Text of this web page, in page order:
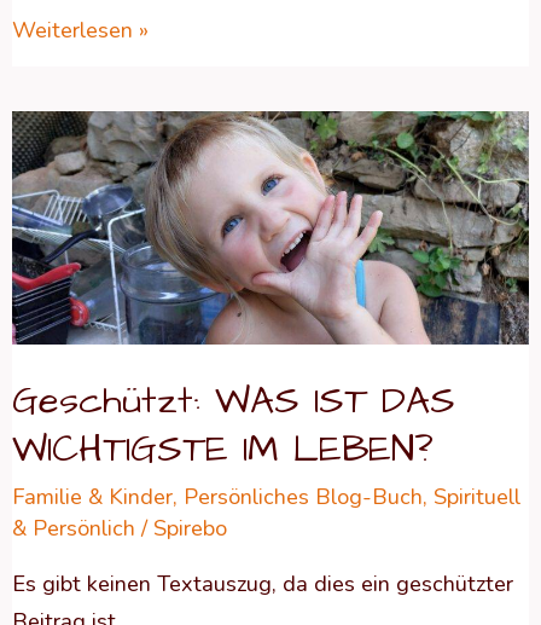
Weiterlesen »
Geschützt: WAS IST DAS
WICHTIGSTE IM LEBEN?
Familie & Kinder, Persönliches Blog-Buch, Spirituell
& Persönlich / Spirebo
Es gibt keinen Textauszug, da dies ein geschützter
Geschützt:
WAS
IST
DAS
WICHTIGSTE
IM
LEBEN?